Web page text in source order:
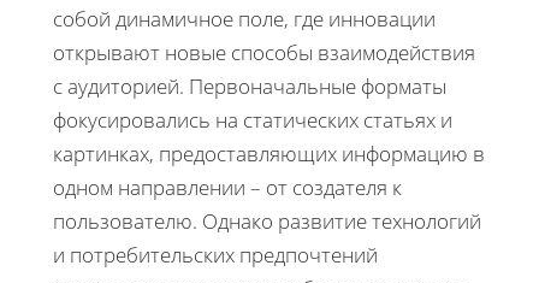
собой динамичное поле, где инновации
открывают новые способы взаимодействия
с аудиторией. Первоначальные форматы
фокусировались на статических статьях и
картинках, предоставляющих информацию в
одном направлении – от создателя к
пользователю. Однако развитие технологий
и потребительских предпочтений